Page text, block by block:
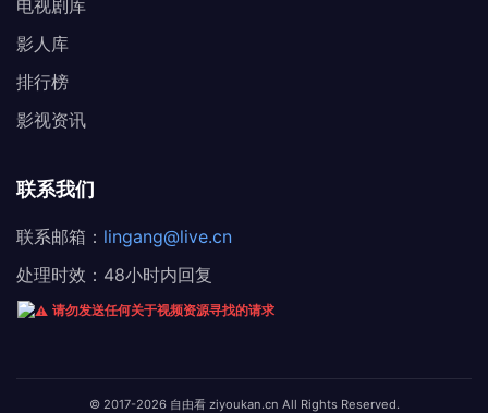
电视剧库
影人库
排行榜
影视资讯
联系我们
联系邮箱： lingang@live.cn
处理时效：48小时内回复
请勿发送任何关于视频资源寻找的请求
© 2017-2026 自由看 ziyoukan.cn All Rights Reserved.